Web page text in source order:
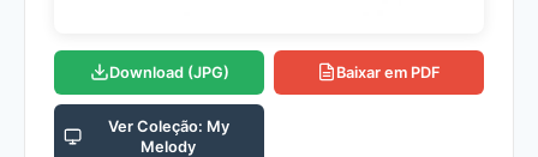
Download (JPG) Baixar em PDF
Ver Coleção: My
Melody